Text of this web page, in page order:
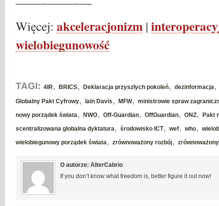
Więcej: akceleracjonizm |
wielobiegunowość
TAGI: 4IR , BRICS, Deklaracja przyszłych pokoleń, dezinformacja
Globalny Pakt Cyfrowy, Iain Davis , MFW, ministrowie spraw
nowy porządek świata , NWO, Off-Guardian, OffGuardian, ONZ, Pakt
scentralizowana globalna dyktatura , środowisko ICT, wef, who,
wielobiegunowy porządek świata , zrównoważony rozbój,
O autorze: AlterCabrio
If you don’t know what freedom is, better figure it out now!